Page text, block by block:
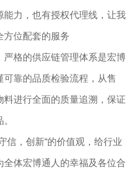
力，也有授权代理线，让我
方位配套的服务
格的供应链管理体系是宏博
靠的品质检验流程，从售
进行全面的质量追溯，保证
信，创新“的价值观，给行业
体宏博通人的幸福及各位合